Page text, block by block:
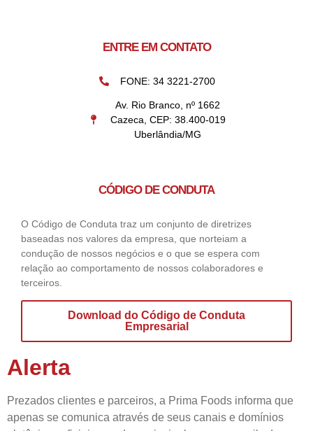
ENTRE EM CONTATO
FONE: 34 3221-2700
Av. Rio Branco, nº 1662
Cazeca, CEP: 38.400-019
Uberlândia/MG
CÓDIGO DE CONDUTA
O Código de Conduta traz um conjunto de diretrizes
baseadas nos valores da empresa, que norteiam a
condução de nossos negócios e o que se espera com
relação ao comportamento de nossos colaboradores e
terceiros.
Download do Código de Conduta
Empresarial
Alerta
Prezados clientes e parceiros, a Prima Foods informa que
apenas se comunica através de seus canais e domínios